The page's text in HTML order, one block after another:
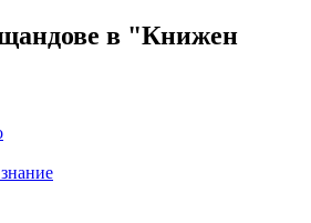
в "Книжен